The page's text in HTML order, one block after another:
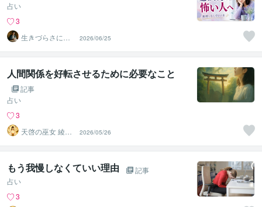
占い
3
生きづらさに寄
り添う九星気学
鑑定士
2026/06/25
人間関係を好転させるために必要なこと
記事
占い
3
天啓の巫女 綾乃
｜神仏龍神の神
託師
2026/05/26
もう我慢しなくていい理由
記事
占い
3